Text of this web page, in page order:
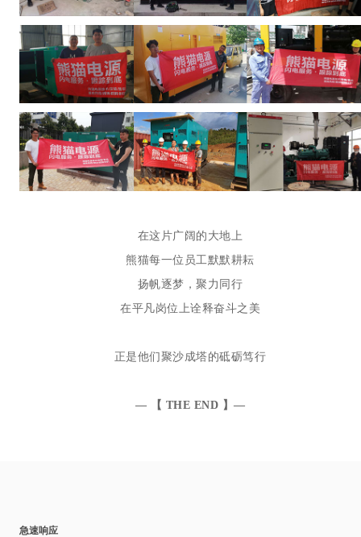
在这片广阔的大地上
熊猫每一位员工默默耕耘
扬帆逐梦，聚力同行
在平凡岗位上诠释奋斗之美
正是他们聚沙成塔的砥砺笃行
— 【 THE END 】—
急速响应